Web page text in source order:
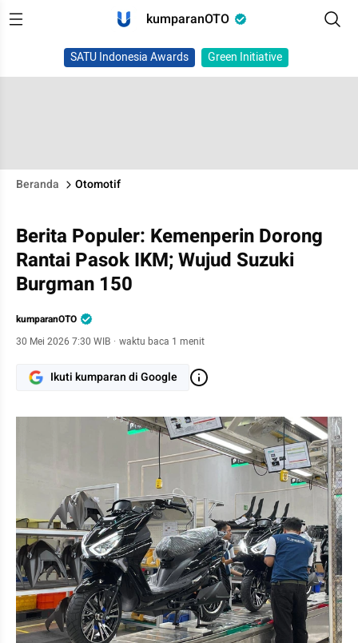
kumparanOTO
SATU Indonesia Awards Green Initiative
Beranda Otomotif
Berita Populer: Kemenperin Dorong
Rantai Pasok IKM; Wujud Suzuki
Burgman 150
kumparanOTO
30 Mei 2026 7:30 WIB · waktu baca 1 menit
Ikuti kumparan di Google